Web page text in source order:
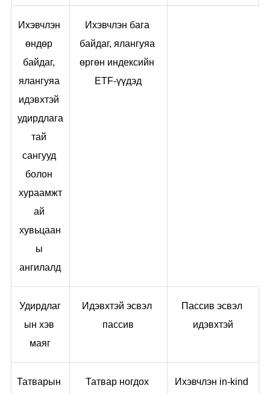
Ихэвчлэн
өндөр
байдаг,
ялангуяа
идэвхтэй
удирдлага
тай
сангууд
болон
хураамжт
ай
хувьцаан
ы
ангилалд
Ихэвчлэн бага
байдаг, ялангуяа
өргөн индексийн
ETF-үүдэд
Удирдлаг
ын хэв
маяг
Идэвхтэй эсвэл
пассив
Пассив эсвэл
идэвхтэй
Татварын
Татвар ногдох
Ихэвчлэн in-kind